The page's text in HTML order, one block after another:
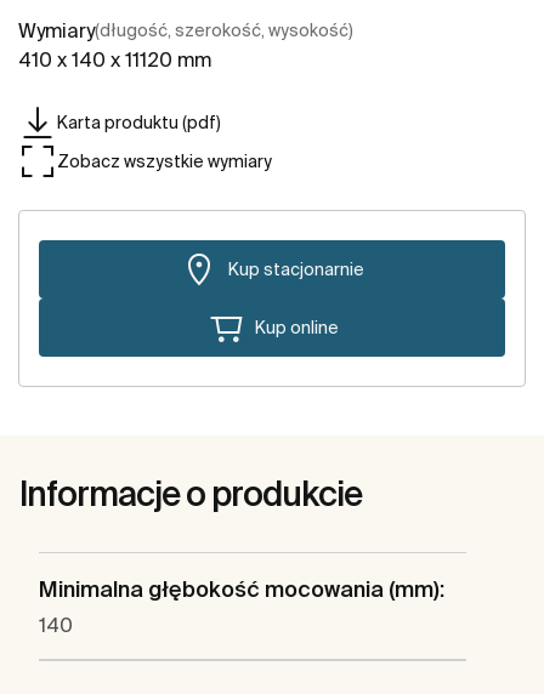
Wymiary(długość, szerokość, wysokość)
410 x 140 x 11120 mm
Karta produktu (pdf)
Zobacz wszystkie wymiary
Kup stacjonarnie
Kup online
Informacje o produkcie
Minimalna głębokość mocowania (mm):
140